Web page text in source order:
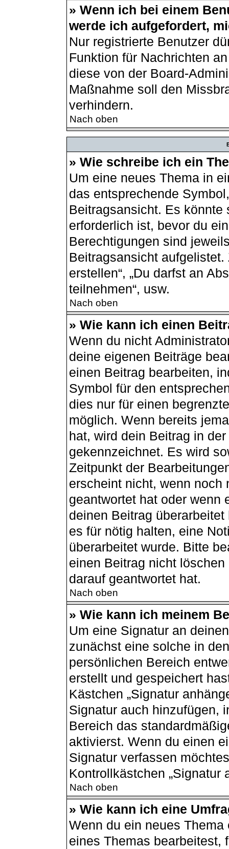
» Wenn ich bei einem
werde ich aufgefordert,
Nur registrierte Benutzer
Funktion für Nachrichten
diese von der Board-
Maßnahme soll den
verhindern.
Nach oben
» Wie schreibe ich ein
Um eine neues Thema in
das entsprechende
Beitragsansicht. Es
erforderlich ist, bevor du
Berechtigungen sind
Beitragsansicht aufgelistet.
erstellen“, „Du darfst an
teilnehmen“, usw.
Nach oben
» Wie kann ich einen
Wenn du nicht
deine eigenen Beiträge
einen Beitrag bearbeiten,
Symbol für den
dies nur für einen
möglich. Wenn bereits
hat, wird dein Beitrag in
gekennzeichnet. Es wird
Zeitpunkt der
erscheint nicht, wenn noch
geantwortet hat oder wenn
deinen Beitrag
es für nötig halten, eine
überarbeitet wurde. Bitte
einen Beitrag nicht
darauf geantwortet hat.
Nach oben
» Wie kann ich meinem
Um eine Signatur an
zunächst eine solche in
persönlichen Bereich
erstellt und gespeichert
Kästchen „Signatur
Signatur auch hinzufügen,
Bereich das
aktivierst. Wenn du einen
Signatur verfassen
Kontrollkästchen „Signatur
Nach oben
» Wie kann ich eine
Wenn du ein neues
eines Themas bearbeitest,